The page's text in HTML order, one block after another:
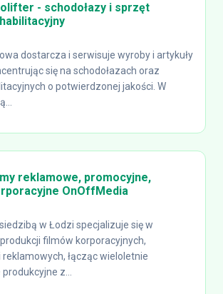
- schodołazy i sprzęt
dostarcza i serwisuje wyroby i artykuły
się na schodołazach oraz
o potwierdzonej jakości. W
reklamowe, promocyjne,
OnOffMedia
w Łodzi specjalizuje się w
filmów korporacyjnych,
łącząc wieloletnie
z...